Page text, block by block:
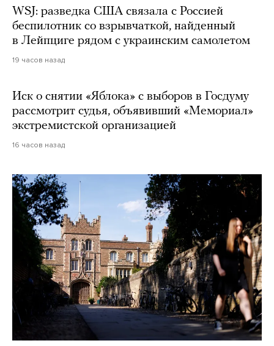
WSJ: разведка США связала с Россией
беспилотник со взрывчаткой, найденный
в Лейпциге рядом с украинским самолетом
19 часов назад
Иск о снятии «Яблока» с выборов в Госдуму
рассмотрит судья, объявивший «Мемориал»
экстремистской организацией
16 часов назад